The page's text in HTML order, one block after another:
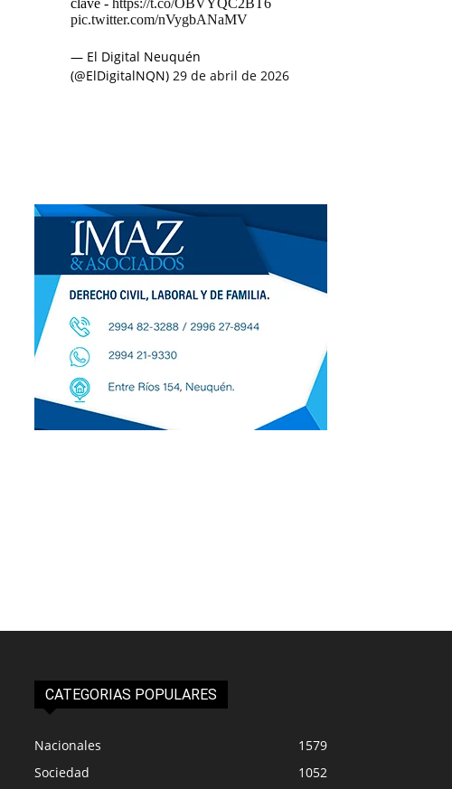
clave - https://t.co/OBVYQC2BT6
pic.twitter.com/nVygbANaMV
— El Digital Neuquén
(@ElDigitalNQN) 29 de abril de 2026
CATEGORIAS POPULARES
Nacionales
1579
Sociedad
1052